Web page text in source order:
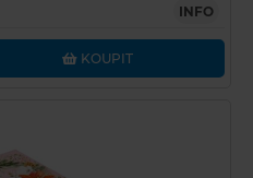
INFO
KOUPIT